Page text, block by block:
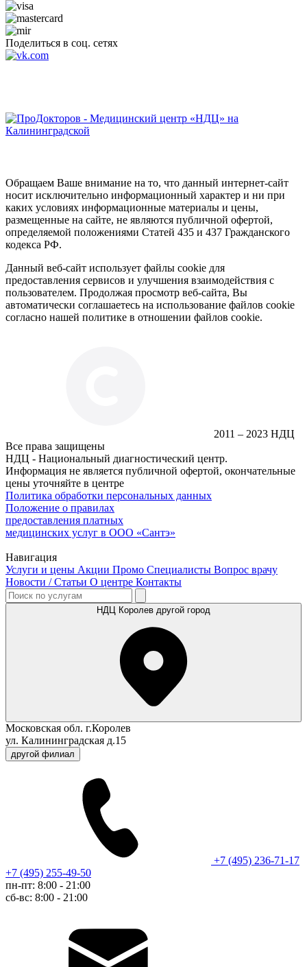
Поделиться в соц. сетях
Обращаем Ваше внимание на то, что данный интернет-сайт
носит исключительно информационный характер и ни при
каких условиях информационные материалы и цены,
размещенные на сайте, не являются публичной офертой,
определяемой положениями Статей 435 и 437 Гражданского
кодекса РФ.
Данный веб-сайт использует файлы cookie для
предоставления сервисов и улучшения взаимодействия с
пользователем. Продолжая просмотр веб-сайта, Вы
автоматически соглашаетесь на использование файлов cookie
согласно нашей политике в отношении файлов cookie.
2011 – 2023 НДЦ
Все права защищены
НДЦ - Национальный диагностический центр.
Информация не является публичной офертой, окончательные
цены уточняйте в центре
Политика обработки персональных данных
Положение о правилах
предоставления платных
медицинских услуг в ООО «Сантэ»
Навигация
Услуги и цены Акции Промо Специалисты Вопрос врачу
Новости / Статьи О центре Контакты
НДЦ Королев другой город
Московская обл. г.Королев
ул. Калининградская д.15
другой филиал
+7 (495) 236-71-17
+7 (495) 255-49-50
пн-пт: 8:00 - 21:00
сб-вс: 8:00 - 21:00